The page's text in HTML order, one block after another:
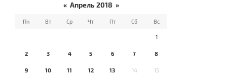
« Апрель 2018 »
Пн Вт Ср Чт Пт Сб Вс
1
2 3 4 5 6 7 8
9 10 11 12 13 14 15